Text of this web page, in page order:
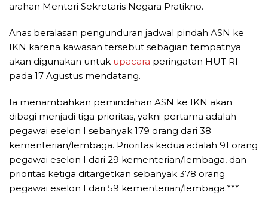
arahan Menteri Sekretaris Negara Pratikno.​​​​​​​
Anas beralasan pengunduran jadwal pindah ASN ke
IKN karena kawasan tersebut sebagian tempatnya
akan digunakan untuk upacara peringatan HUT RI
pada 17 Agustus mendatang.
Ia menambahkan pemindahan ASN ke IKN akan
dibagi menjadi tiga prioritas, yakni pertama adalah
pegawai eselon I sebanyak 179 orang dari 38
kementerian/lembaga. Prioritas kedua adalah 91 orang
pegawai eselon I dari 29 kementerian/lembaga, dan
prioritas ketiga ditargetkan sebanyak 378 orang
pegawai eselon I dari 59 kementerian/lembaga.***